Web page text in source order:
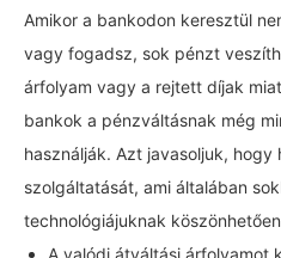
Amikor a bankodon keresztül
vagy fogadsz, sok pénzt
árfolyam vagy a rejtett díjak
bankok a pénzváltásnak még
használják. Azt javasoljuk, hogy
szolgáltatását, ami általában
technológiájuknak
A valódi átváltási árfolyamot